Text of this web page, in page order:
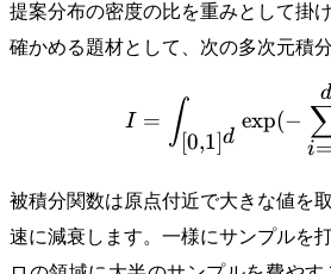
提案分布の密度の比を重みとして掛
確かめる題材として、次の多次元積
I =
I = ∫[0,1]d
exp(−
i=
d
被積分関数は原点付近で大きな値を
速に減衰します。一様にサンプルを